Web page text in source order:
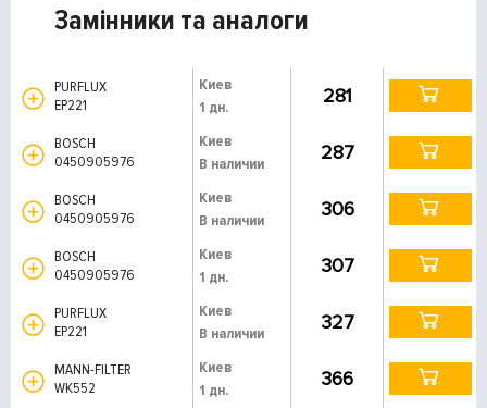
Замінники та аналоги
PURFLUX
EP221
Киев
1 дн.
281
BOSCH
0450905976
Киев
В наличии
287
BOSCH
0450905976
Киев
В наличии
306
BOSCH
0450905976
Киев
1 дн.
307
PURFLUX
EP221
Киев
В наличии
327
MANN-FILTER
WK552
Киев
1 дн.
366